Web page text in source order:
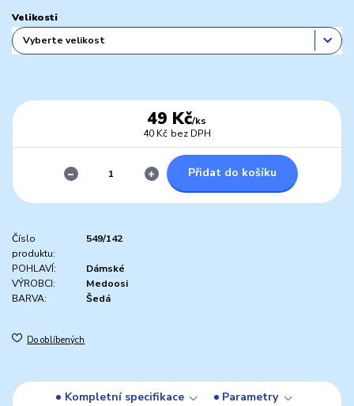
Velikosti
49 Kč/ks
40 Kč bez DPH
Přidat do košíku
Číslo
produktu:
549/142
POHLAVÍ:
Dámské
VÝROBCI:
Medoosi
BARVA:
Šedá
Do oblíbených
Kompletní specifikace
Parametry